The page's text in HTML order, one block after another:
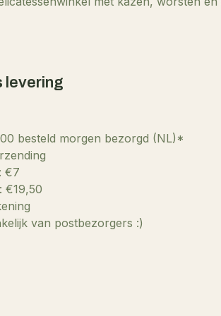
levering
besteld morgen bezorgd (NL)*
€7
€19,50
van postbezorgers :)